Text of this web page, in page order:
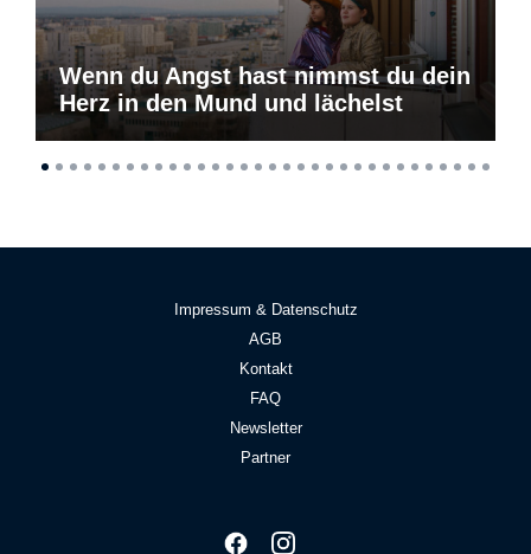
Wenn du Angst hast nimmst du dein
Herz in den Mund und lächelst
Impressum & Datenschutz
AGB
Kontakt
FAQ
Newsletter
Partner